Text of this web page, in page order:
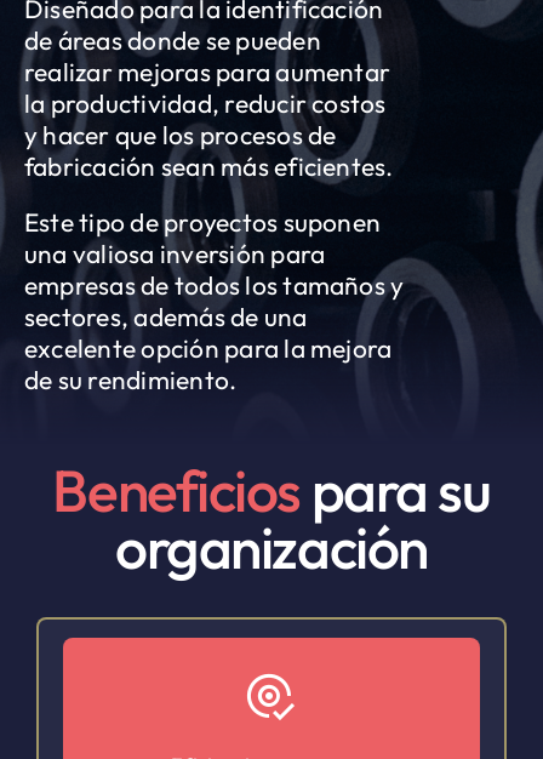
BLOG
Diseñado para la identificación
de áreas donde se pueden
realizar mejoras para aumentar
la productividad, reducir costos
y hacer que los procesos de
fabricación sean más eficientes.
Este tipo de proyectos suponen
una valiosa inversión para
empresas de todos los tamaños y
sectores, además de una
excelente opción para la mejora
de su rendimiento.
Beneficios para su
organización